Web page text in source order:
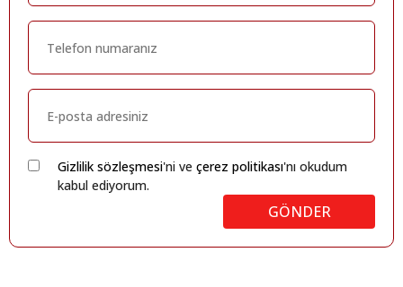
Gizlilik sözleşmesi'ni ve çerez politikası'nı okudum
kabul ediyorum.
GÖNDER